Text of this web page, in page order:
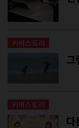
커버스토리
커버스토리